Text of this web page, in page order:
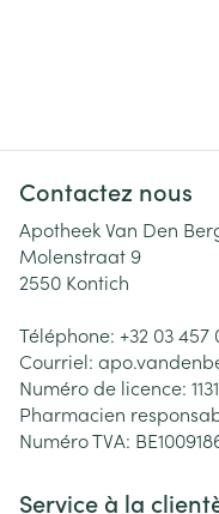
Contactez nous
Apotheek Van Den
Molenstraat 9
2550 Kontich
Téléphone: +32 03 457
Courriel:
Numéro de licence:
Pharmacien
Numéro TVA:
Service à la